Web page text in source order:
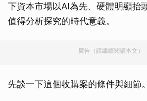
下資本市場以AI為先、硬體明顯抬
值得分析探究的時代意義。
廣告（請繼續閱讀本文）
先談一下這個收購案的條件與細節。